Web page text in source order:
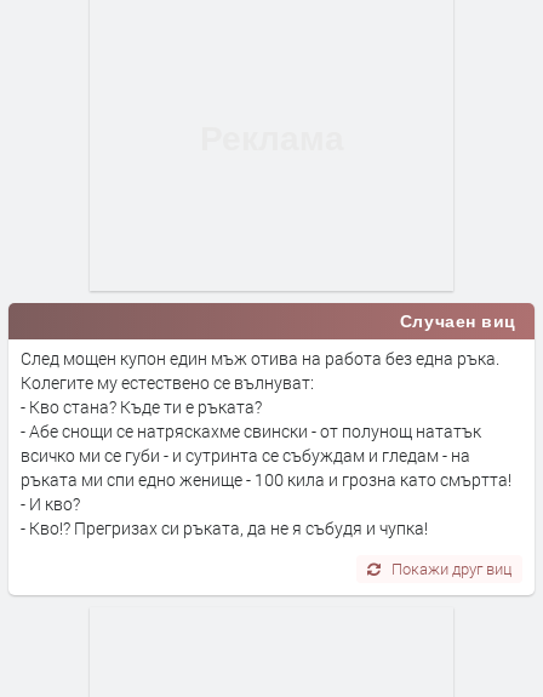
Случаен виц
След мощен купон един мъж отива на работа без една ръка.
Колегите му естествено се вълнуват:
- Кво стана? Къде ти е ръката?
- Абе снощи се натряскахме свински - от полунощ нататък
всичко ми се губи - и сутринта се събуждам и гледам - на
ръката ми спи едно женище - 100 кила и грозна като смъртта!
- И кво?
- Кво!? Прегризах си ръката, да не я събудя и чупка!
Покажи друг виц